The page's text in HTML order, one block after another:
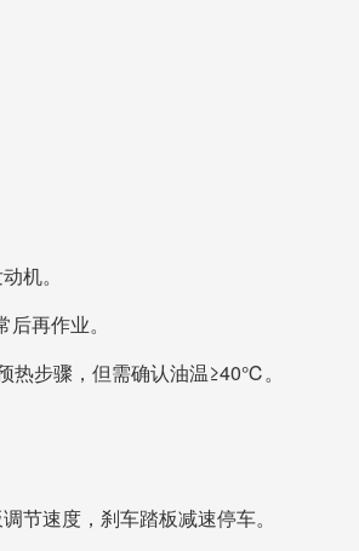
机。
再作业。
热步骤，但需确认油温≥40℃。
节速度，刹车踏板减速停车。